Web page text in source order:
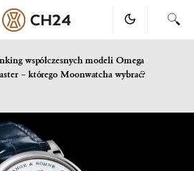
współczesnych modeli Omega
– którego Moonwatcha wybrać?